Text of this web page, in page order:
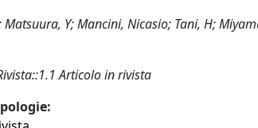
Y; Mancini, Nicasio; Tani, H;
Articolo in rivista